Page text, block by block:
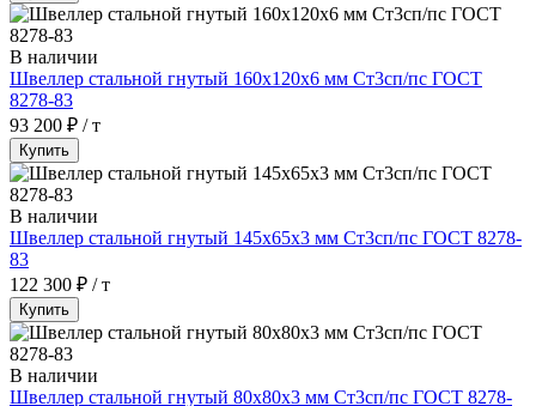
В наличии
Швеллер стальной гнутый 160х120х6 мм Ст3сп/пс ГОСТ
8278-83
93 200 ₽ / т
Купить
В наличии
Швеллер стальной гнутый 145х65х3 мм Ст3сп/пс ГОСТ 8278-
83
122 300 ₽ / т
Купить
В наличии
Швеллер стальной гнутый 80х80х3 мм Ст3сп/пс ГОСТ 8278-